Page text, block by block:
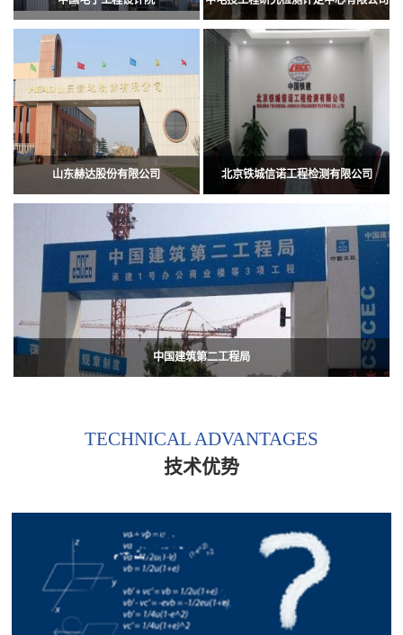
山东赫达股份有限公司 北京铁城信诺工程检测有限公司
中国建筑第二工程局
TECHNICAL ADVANTAGES
技术优势